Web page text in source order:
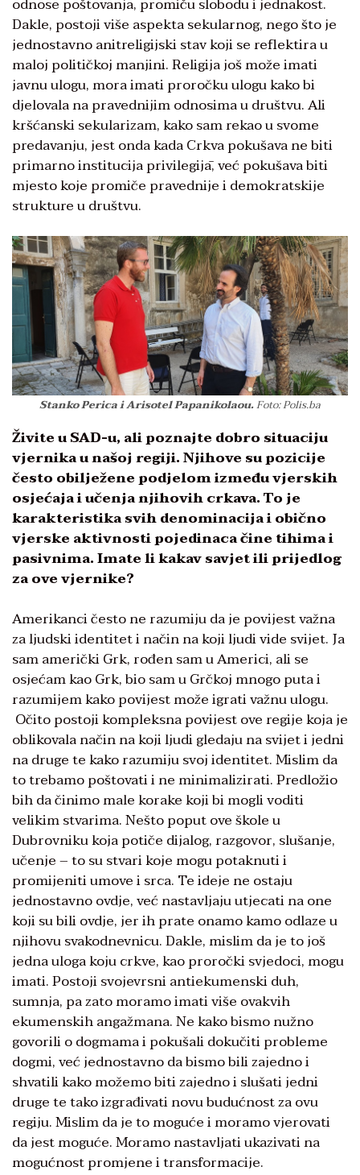
Dakle, postoji više aspekta sekularnog, nego što je
jednostavno anitreligijski stav koji se reflektira u
maloj političkoj manjini. Religija još može imati
javnu ulogu, mora imati proročku ulogu kako bi
djelovala na pravednijim odnosima u društvu. Ali
kršćanski sekularizam, kako sam rekao u svome
predavanju, jest onda kada Crkva pokušava ne biti
primarno institucija privilegijā, već pokušava biti
mjesto koje promiče pravednije i demokratskije
strukture u društvu.
Stanko Perica i Arisotel Papanikolaou.Foto: Polis.ba
Živite u SAD-u, ali poznajte dobro situaciju
vjernika u našoj regiji. Njihove su pozicije
često obilježene podjelom između vjerskih
osjećaja i učenja njihovih crkava. To je
karakteristika svih denominacija i obično
vjerske aktivnosti pojedinaca čine tihima i
pasivnima. Imate li kakav savjet ili prijedlog
za ove vjernike?
Amerikanci često ne razumiju da je povijest važna
za ljudski identitet i način na koji ljudi vide svijet. Ja
sam američki Grk, rođen sam u Americi, ali se
osjećam kao Grk, bio sam u Grčkoj mnogo puta i
razumijem kako povijest može igrati važnu ulogu.
Očito postoji kompleksna povijest ove regije koja je
oblikovala način na koji ljudi gledaju na svijet i jedni
na druge te kako razumiju svoj identitet. Mislim da
to trebamo poštovati i ne minimalizirati. Predložio
bih da činimo male korake koji bi mogli voditi
velikim stvarima. Nešto poput ove škole u
Dubrovniku koja potiče dijalog, razgovor, slušanje,
učenje – to su stvari koje mogu potaknuti i
promijeniti umove i srca. Te ideje ne ostaju
jednostavno ovdje, već nastavljaju utjecati na one
koji su bili ovdje, jer ih prate onamo kamo odlaze u
njihovu svakodnevnicu. Dakle, mislim da je to još
jedna uloga koju crkve, kao proročki svjedoci, mogu
imati. Postoji svojevrsni antiekumenski duh,
sumnja, pa zato moramo imati više ovakvih
ekumenskih angažmana. Ne kako bismo nužno
govorili o dogmama i pokušali dokučiti probleme
dogmi, već jednostavno da bismo bili zajedno i
shvatili kako možemo biti zajedno i slušati jedni
druge te tako izgrađivati novu budućnost za ovu
regiju. Mislim da je to moguće i moramo vjerovati
da jest moguće. Moramo nastavljati ukazivati na
mogućnost promjene i transformacije.